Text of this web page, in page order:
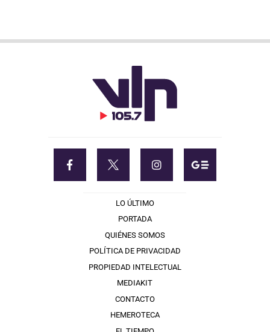
LO ÚLTIMO
PORTADA
QUIÉNES SOMOS
POLÍTICA DE PRIVACIDAD
PROPIEDAD INTELECTUAL
MEDIAKIT
CONTACTO
HEMEROTECA